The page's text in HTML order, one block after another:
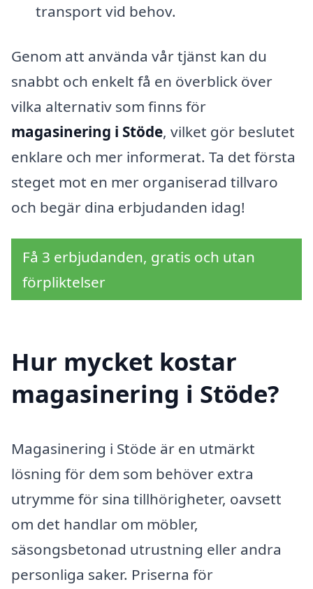
transport vid behov.
Genom att använda vår tjänst kan du
snabbt och enkelt få en överblick över
vilka alternativ som finns för
magasinering i Stöde, vilket gör beslutet
enklare och mer informerat. Ta det första
steget mot en mer organiserad tillvaro
och begär dina erbjudanden idag!
Få 3 erbjudanden, gratis och utan
förpliktelser
Hur mycket kostar
magasinering i Stöde?
Magasinering i Stöde är en utmärkt
lösning för dem som behöver extra
utrymme för sina tillhörigheter, oavsett
om det handlar om möbler,
säsongsbetonad utrustning eller andra
personliga saker. Priserna för